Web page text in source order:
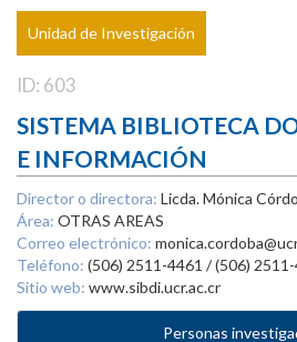
Unidad de Investigación
ID: 603
SISTEMA BIBLIOTECA
E INFORMACIÓN
Director o directora: Licda. Mónica
Área: OTRAS AREAS
Correo electrónico:
Teléfono: (506) 2511-4461 / (506)
Sitio web: www.sibdi.ucr.ac.cr
Personas